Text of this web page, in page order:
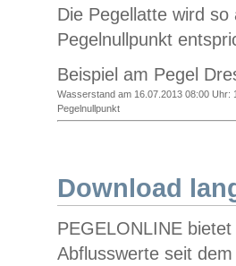
Die Pegellatte wird
Pegelnullpunkt
Beispiel am Pegel
Wasserstand am 16.07.2013 08:00 Uhr:
Pegelnullpunkt
Download
PEGELONLINE
Abflusswerte seit